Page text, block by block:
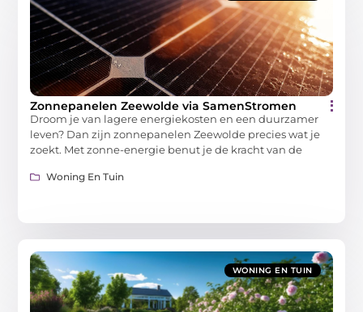
Zonnepanelen Zeewolde via SamenStromen
Droom je van lagere energiekosten en een duurzamer
leven? Dan zijn zonnepanelen Zeewolde precies wat je
zoekt. Met zonne-energie benut je de kracht van de
Woning En Tuin
WONING EN TUIN